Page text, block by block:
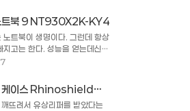
나오기 때문에 루팅 없이는 다
이렉트 보험에서 견적을 뽑아
비교해주는 사이트는 있어도 보
어서 일일이 사이트를 돌아다
게 참 불편한 것 같다. 비슷한
교사이트가 있으면 경쟁이 되
트로 견적을 내어 본 것이다.
..
트북 9 NT930X2K-KY4
트북이 생명이다. 그런데 항상
고는 한다. 성능을 얻는데신
성능을 포기하고 무게를 줄일
냥 성능을 얻고 무게를 포기하
트북 성능보다는 무게가 더
능이 크게 향상되어서 크게 느
케이스 Rhinoshield
뜨려서 유상리퍼를 받았다는